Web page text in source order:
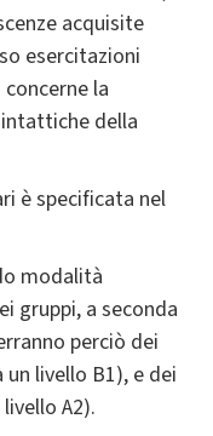
acquisite
esercitazioni
la
della
è specificata nel
modalità
gruppi, a seconda
perciò dei
livello B1), e dei
A2).